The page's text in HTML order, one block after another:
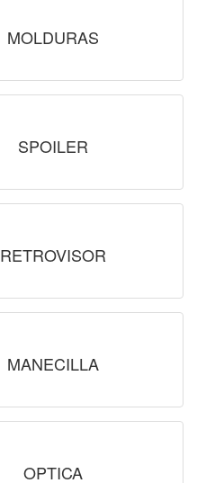
MOLDURAS
SPOILER
RETROVISOR
MANECILLA
OPTICA